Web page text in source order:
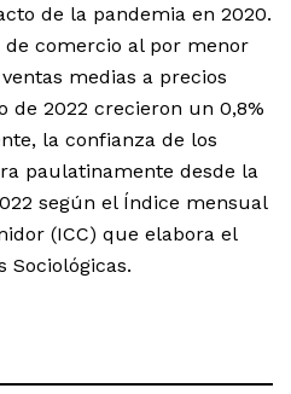
de la pandemia en 2020.
comercio al por menor
medias a precios
de 2022 crecieron un 0,8%
la confianza de los
paulatinamente desde la
según el Índice mensual
(ICC) que elabora el
Sociológicas.